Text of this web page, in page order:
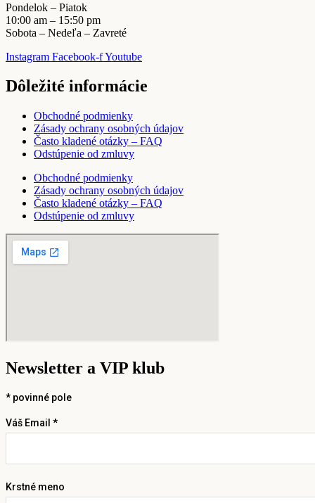
Pondelok – Piatok
10:00 am – 15:50 pm
Sobota – Nedeľa – Zavreté
Instagram Facebook-fYoutube
Dôležité informácie
Obchodné podmienky
Zásady ochrany osobných údajov
Často kladené otázky – FAQ
Odstúpenie od zmluvy
Obchodné podmienky
Zásady ochrany osobných údajov
Často kladené otázky – FAQ
Odstúpenie od zmluvy
Newsletter a VIP klub
* povinné pole
Váš Email *
Krstné meno